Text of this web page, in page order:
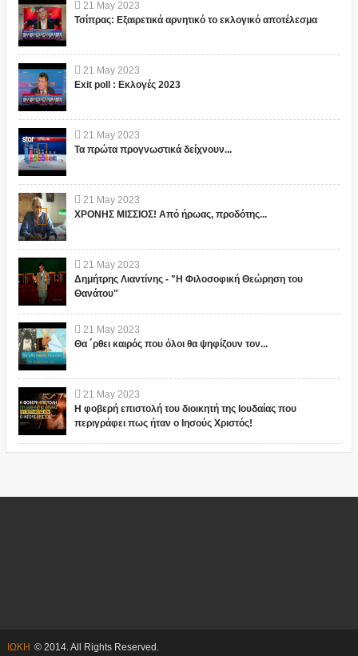
21 May 2023
Τσίπρας: Εξαιρετικά αρνητικό το εκλογικό αποτέλεσμα
21 May 2023
Exit poll : Εκλογές 2023
21 May 2023
Τα πρώτα προγνωστικά δείχνουν...
21 May 2023
ΧΡΟΝΗΣ ΜΙΣΣΙΟΣ! Από ήρωας, προδότης...
21 May 2023
Δημήτρης Λιαντίνης - "Η Φιλοσοφική Θεώρηση του
Θανάτου"
21 May 2023
Θα ΄ρθει καιρός που όλοι θα ψηφίζουν τον...
21 May 2023
Η φοβερή επιστολή του διοικητή της Ιουδαίας που
περιγράφει πως ήταν ο Ιησούς Χριστός!
ΙΩΚΗ © 2014. All Rights Reserved.